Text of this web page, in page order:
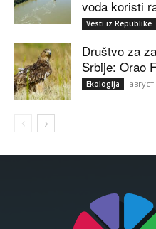
voda koristi
Vesti iz Republike
Društvo za
Srbije: Orao
Ekologija